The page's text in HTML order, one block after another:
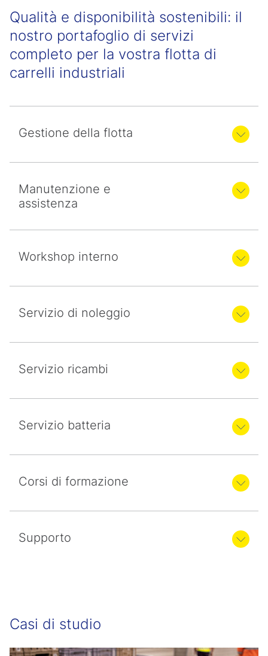
Qualità e disponibilità sostenibili: il
nostro portafoglio di servizi
completo per la vostra flotta di
carrelli industriali
Gestione della flotta
Manutenzione e
assistenza
Workshop interno
Servizio di noleggio
Servizio ricambi
Servizio batteria
Corsi di formazione
Supporto
Casi di studio